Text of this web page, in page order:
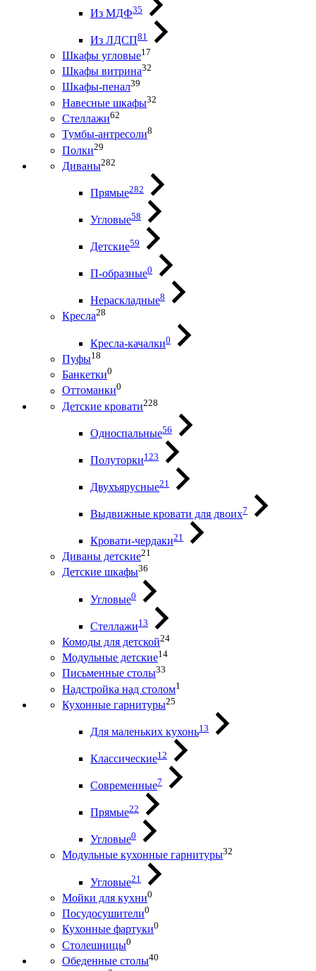
Из МДФ35
Из ЛДСП81
Шкафы угловые17
Шкафы витрина32
Шкафы-пенал39
Навесные шкафы32
Стеллажи62
Тумбы-антресоли8
Полки29
Диваны282
Прямые282
Угловые58
Детские59
П-образные0
Нераскладные8
Кресла28
Кресла-качалки0
Пуфы18
Банкетки0
Оттоманки0
Детские кровати228
Односпальные56
Полуторки123
Двухъярусные21
Выдвижные кровати для двоих7
Кровати-чердаки21
Диваны детские21
Детские шкафы36
Угловые0
Стеллажи13
Комоды для детской24
Модульные детские14
Письменные столы33
Надстройка над столом1
Кухонные гарнитуры25
Для маленьких кухонь13
Классические12
Современные7
Прямые22
Угловые0
Модульные кухонные гарнитуры32
Угловые21
Мойки для кухни0
Посудосушители0
Кухонные фартуки0
Столешницы0
Обеденные столы40